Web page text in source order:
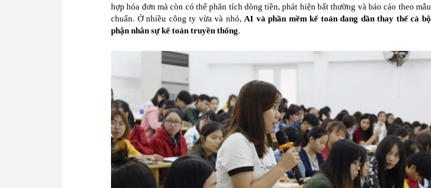
hợp hóa đơn mà còn có thể phân tích dòng tiền, phát hiện bất thường và báo cáo theo mẫu
chuẩn. Ở nhiều công ty vừa và nhỏ,AI và phần mềm kế toán đang dần thay thế cả bộ
phận nhân sự kế toán truyền thống.